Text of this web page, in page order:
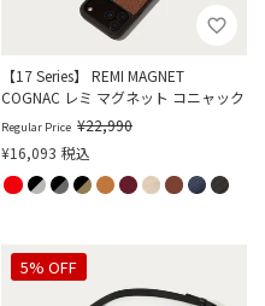
【17 Series】 REMI MAGNET
COGNAC レミ マグネット コニャック
Regular Price ¥22,990
¥16,093 税込
5% OFF